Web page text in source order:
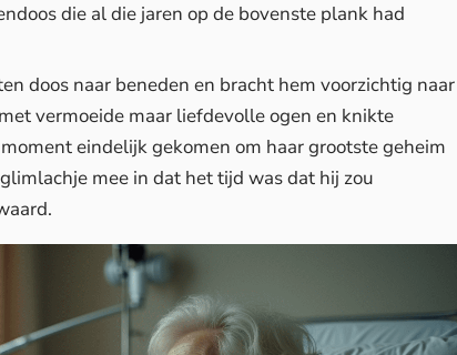
die al die jaren op de bovenste plank had
doos naar beneden en bracht hem voorzichtig naar
vermoeide maar liefdevolle ogen en knikte
eindelijk gekomen om haar grootste geheim
mee in dat het tijd was dat hij zou